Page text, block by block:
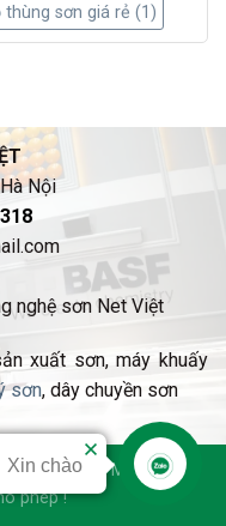
thùng sơn giá rẻ (1)
Nội
nghệ sơn Net Việt
xuất sơn,máy khuấy
sơn, dây chuyền sơn
| Mọi sự sao
phép !
Xin chào